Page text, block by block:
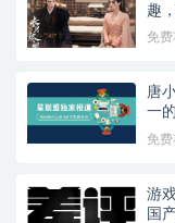
趣
免费
唐
一
免费
游
国